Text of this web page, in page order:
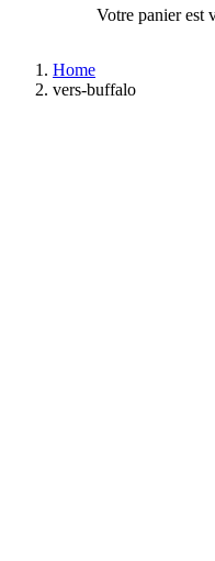
Votre panier est
Home
vers-buffalo